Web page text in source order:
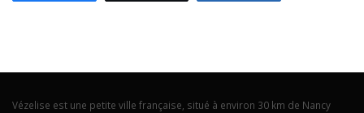
Vézelise est une petite ville française, situé à environ 30 km de Nancy